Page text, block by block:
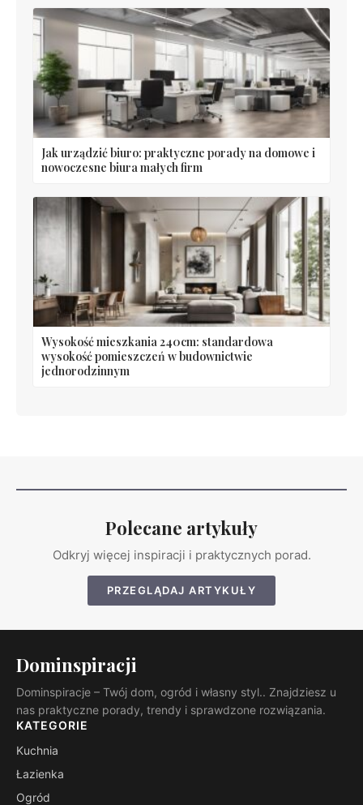
Jak urządzić biuro: praktyczne porady na domowe i
nowoczesne biura małych firm
Wysokość mieszkania 240cm: standardowa
wysokość pomieszczeń w budownictwie
jednorodzinnym
Polecane artykuły
Odkryj więcej inspiracji i praktycznych porad.
PRZEGLĄDAJ ARTYKUŁY
Dominspiracji
Dominspiracje – Twój dom, ogród i własny styl.. Znajdziesz u
nas praktyczne porady, trendy i sprawdzone rozwiązania.
KATEGORIE
Kuchnia
Łazienka
Ogród